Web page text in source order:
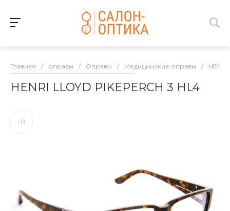
Главная / оправы / Оправы / Медицинские оправы /
HENRI LLOYD PIKEPERCH 3 HL4